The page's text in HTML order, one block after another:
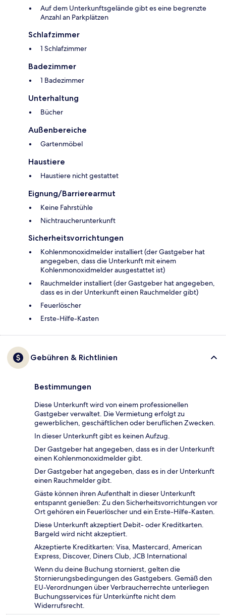
Auf dem Unterkunftsgelände gibt es eine begrenzte
Anzahl an Parkplätzen
Schlafzimmer
1 Schlafzimmer
Badezimmer
1 Badezimmer
Unterhaltung
Bücher
Außenbereiche
Gartenmöbel
Haustiere
Haustiere nicht gestattet
Eignung/Barrierearmut
Keine Fahrstühle
Nichtraucherunterkunft
Sicherheitsvorrichtungen
Kohlenmonoxidmelder installiert (der Gastgeber hat
angegeben, dass die Unterkunft mit einem
Kohlenmonoxidmelder ausgestattet ist)
Rauchmelder installiert (der Gastgeber hat angegeben,
dass es in der Unterkunft einen Rauchmelder gibt)
Feuerlöscher
Ers­te-Hil­fe-Kas­ten
Gebühren & Richtlinien
Bestimmungen
Diese Unterkunft wird von einem professionellen
Gastgeber verwaltet. Die Vermietung erfolgt zu
gewerblichen, geschäftlichen oder beruflichen Zwecken.
In dieser Unterkunft gibt es keinen Aufzug.
Der Gastgeber hat angegeben, dass es in der Unterkunft
einen Kohlenmonoxidmelder gibt.
Der Gastgeber hat angegeben, dass es in der Unterkunft
einen Rauchmelder gibt.
Gäste können ihren Aufenthalt in dieser Unterkunft
entspannt genießen: Zu den Sicherheitsvorrichtungen vor
Ort gehören ein Feuerlöscher und ein Erste-Hilfe-Kasten.
Diese Unterkunft akzeptiert Debit- oder Kreditkarten.
Bargeld wird nicht akzeptiert.
Akzeptierte Kreditkarten: Visa, Mastercard, American
Express, Discover, Diners Club, JCB International
Wenn du deine Buchung stornierst, gelten die
Stornierungsbedingungen des Gastgebers. Gemäß den
EU-Verordnungen über Verbraucherrechte unterliegen
Buchungsservices für Unterkünfte nicht dem
Widerrufsrecht.